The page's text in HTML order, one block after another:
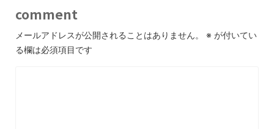
comment
メールアドレスが公開されることはありません。 ※ が付いてい
る欄は必須項目です